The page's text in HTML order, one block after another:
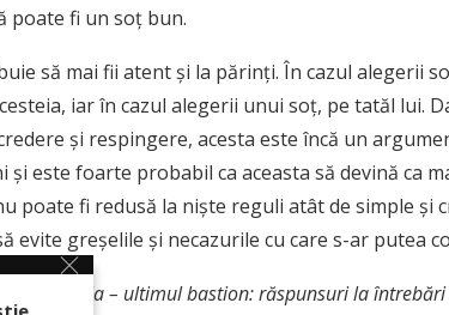
poate fi un soț bun.
să mai fii atent şi la părinţi. În cazul alegerii
iar în cazul alegerii unui soţ, pe tatăl lui.
şi respingere, acesta este încă un
şi este foarte probabil ca aceasta să devină ca
poate fi redusă la nişte reguli atât de simple şi
evite greşelile şi necazurile cu care s-ar putea
Familia – ultimul bastion: răspunsuri la